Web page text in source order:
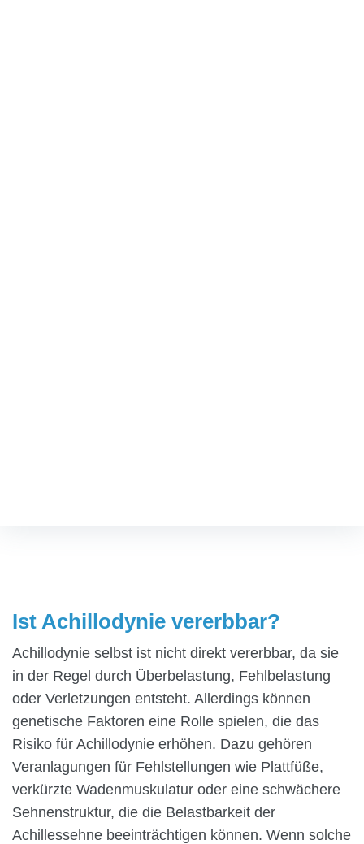
Ist Achillodynie vererbbar?
Achillodynie selbst ist nicht direkt vererbbar, da sie
in der Regel durch Überbelastung, Fehlbelastung
oder Verletzungen entsteht. Allerdings können
genetische Faktoren eine Rolle spielen, die das
Risiko für Achillodynie erhöhen. Dazu gehören
Veranlagungen für Fehlstellungen wie Plattfüße,
verkürzte Wadenmuskulatur oder eine schwächere
Sehnenstruktur, die die Belastbarkeit der
Achillessehne beeinträchtigen können. Wenn solche